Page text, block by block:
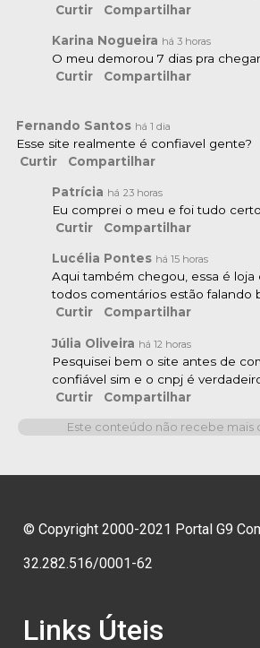
Curtir
Compartilhar
Karina Nogueira há 3 horas
O meu demorou 7 dias pra chegar.
Curtir
Compartilhar
Fernando Santos há 1 dia
Esse site realmente é confiavel gente?
Curtir
Compartilhar
Patrícia há 23 horas
Eu comprei o meu e foi tudo
Curtir
Compartilhar
Lucélia Pontes há 15 horas
Aqui também chegou, essa é loja
todos comentários estão falando
Curtir
Compartilhar
Júlia Oliveira há 12 horas
Pesquisei bem o site antes de
confiável sim e o cnpj é
Curtir
Compartilhar
Este conteúdo não recebe mais
© Copyright 2000-2021 Portal G9
32.282.516/0001-62
Links Úteis